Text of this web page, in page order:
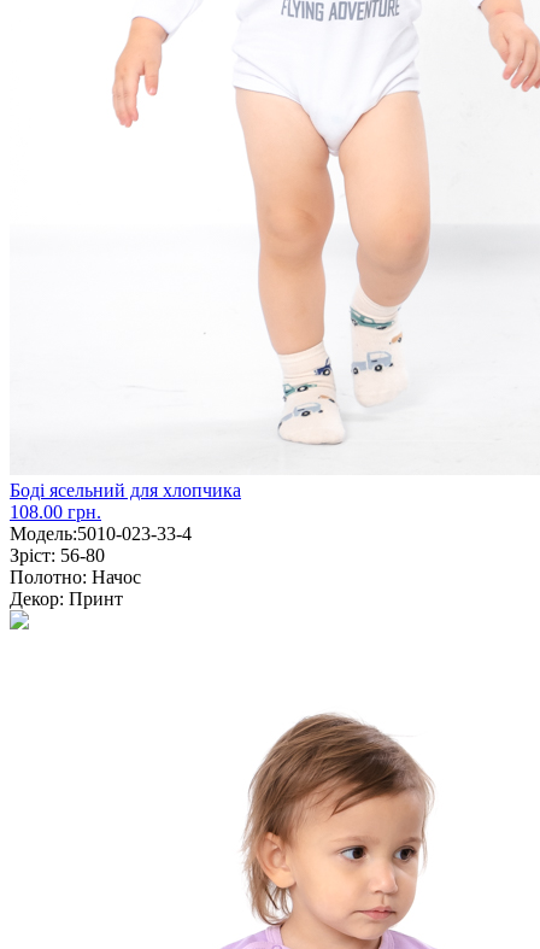
Боді ясельний для хлопчика
108.00 грн.
Модель:5010-023-33-4
Зріст: 56-80
Полотно: Начос
Декор: Принт